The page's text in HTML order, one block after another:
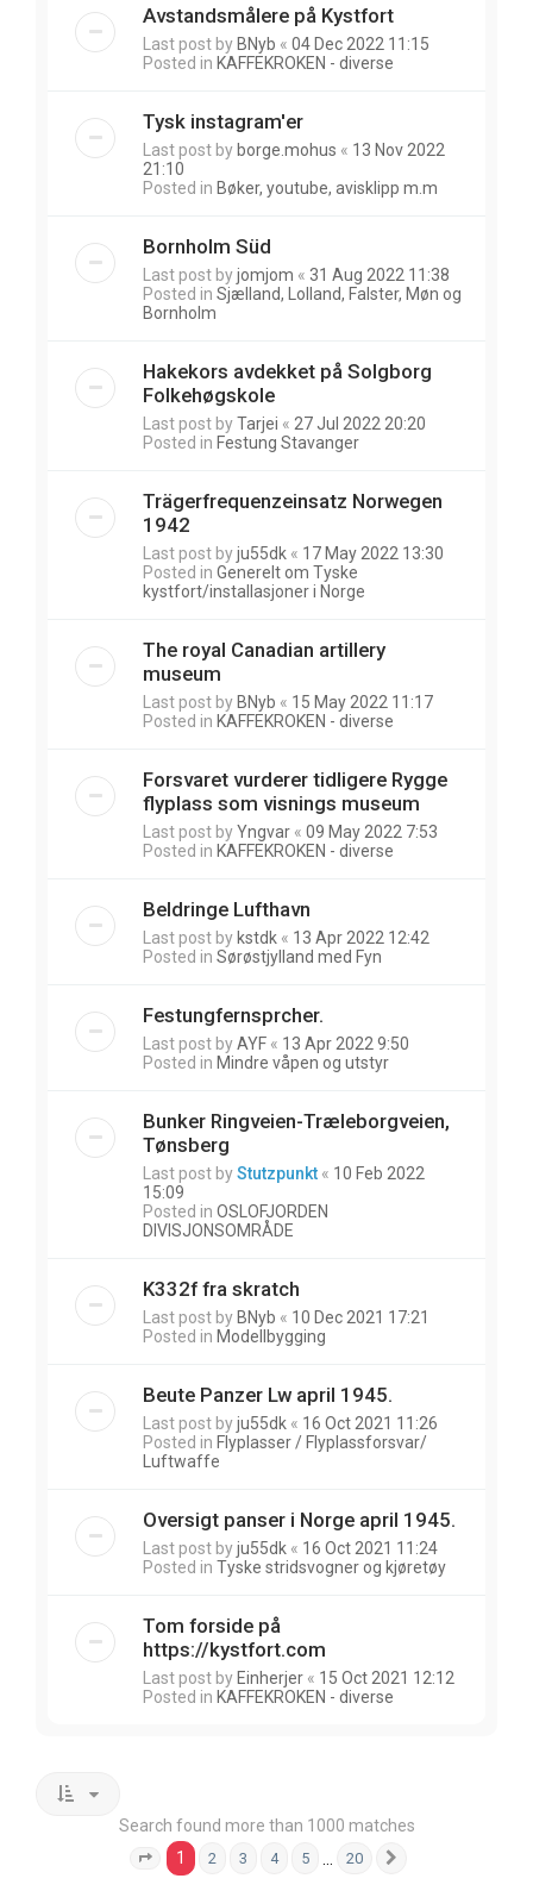
Avstandsmålere på Kystfort
Last post by BNyb « 04 Dec 2022 11:15
Posted in KAFFEKROKEN - diverse
Tysk instagram'er
Last post by borge.mohus « 13 Nov 2022
21:10
Posted in Bøker, youtube, avisklipp m.m
Bornholm Süd
Last post byjomjom « 31 Aug 2022 11:38
Posted in Sjælland, Lolland, Falster, Møn og
Bornholm
Hakekors avdekket på Solgborg
Folkehøgskole
Last post byTarjei « 27 Jul 2022 20:20
Posted in Festung Stavanger
Trägerfrequenzeinsatz Norwegen
1942
Last post byju55dk « 17 May 2022 13:30
Posted in Generelt om Tyske
kystfort/installasjoner i Norge
The royal Canadian artillery
museum
Last post by BNyb « 15 May 2022 11:17
Posted in KAFFEKROKEN - diverse
Forsvaret vurderer tidligere Rygge
flyplass som visnings museum
Last post byYngvar « 09 May 2022 7:53
Posted in KAFFEKROKEN - diverse
Beldringe Lufthavn
Last post by kstdk « 13 Apr 2022 12:42
Posted in Sørøstjylland med Fyn
Festungfernsprcher.
Last post byAYF « 13 Apr 2022 9:50
Posted in Mindre våpen og utstyr
Bunker Ringveien-Træleborgveien,
Tønsberg
Last post byStutzpunkt « 10 Feb 2022
15:09
Posted in OSLOFJORDEN
DIVISJONSOMRÅDE
K332f fra skratch
Last post by BNyb « 10 Dec 2021 17:21
Posted in Modellbygging
Beute Panzer Lw april 1945.
Last post byju55dk « 16 Oct 2021 11:26
Posted in Flyplasser / Flyplassforsvar/
Luftwaffe
Oversigt panser i Norge april 1945.
Last post byju55dk « 16 Oct 2021 11:24
Posted in Tyske stridsvogner og kjøretøy
Tom forside på
https://kystfort.com
Last post by Einherjer « 15 Oct 2021 12:12
Posted in KAFFEKROKEN - diverse
Search found more than 1000 matches
Page 1 of 20
1 2 3 4 5 20